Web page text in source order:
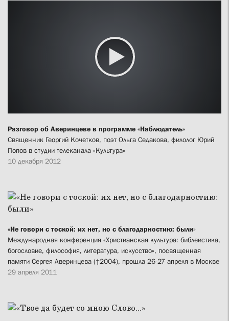
Разговор об Аверинцеве в программе «Наблюдатель»
Священник Георгий Кочетков, поэт Ольга Седакова, филолог Юрий
Попов в студии телеканала «Культура»
10 декабря 2012
«Не говори с тоской: их нет, но с благодарностию: были»
Международная конференция «Христианская культура: библеистика,
богословие, философия, литература, искусство», посвященная
памяти Сергея Аверинцева (†2004), прошла 26-27 апреля в Москве
29 апреля 2011